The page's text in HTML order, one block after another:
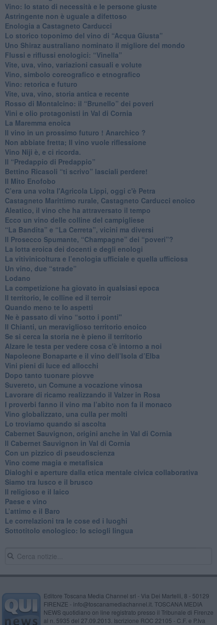
Vino: lo stato di necessità e le persone giuste
​Astringente non è uguale a difettoso
Enologia a Castagneto Carducci
Lo storico toponimo del vino di “Acqua Giusta”
Uno Shiraz australiano nominato il migliore del mondo
​Flussi e riflussi enologici: “Vinella”
Vite, uva, vino, variazioni casuali e volute
Vino, simbolo coreografico e etnografico
​Vino: retorica e futuro
​Vite, uva, vino, storia antica e recente
​Rosso di Montalcino: il “Brunello” dei poveri
Vini e olio protagonisti in Val di Cornia
​La Maremma enoica
Il vino in un prossimo futuro ! Anarchico ?
​Non abbiate fretta; Il vino vuole riflessione
​Vino Niji è, e ci ricorda.
Il “Predappio di Predappio”
Bettino Ricasoli “ti scrivo” lasciali perdere!
Il Mito Enofobo
​C’era una volta l'Agricola Lippi, oggi c'è Petra
​Castagneto Marittimo rurale, Castagneto Carducci enoico
Aleatico, il vino che ha attraversato il tempo
Ecco un vino delle colline del campigliese
“La Bandita” e “La Cerreta”, vicini ma diversi
​Il Prosecco Spumante, “Champagne” dei “poveri”?
​La lotta eroica dei docenti e degli enologi
​La vitivinicoltura e l’enologia ufficiale e quella ufficiosa
​Un vino, due “strade”
Lodano
​La competizione ha giovato in qualsiasi epoca
Il territorio, le colline ed il terroir
Quando meno te lo aspetti
​Ne è passato di vino “sotto i ponti"
​Il Chianti, un meraviglioso territorio enoico
​Se si cerca la storia ne è pieno il territorio
Alzare le testa per vedere cosa c'è intorno a noi
​Napoleone Bonaparte e il vino dell’Isola d’Elba
Vini pieni di luce ed allocchi
Dopo tanto tuonare piovve
Suvereto, un Comune a vocazione vinosa
Lavorare di ricamo realizzando il Valzer in Rosa
​I proverbi fanno il vino ma l’abito non fa il monaco
Vino globalizzato, una culla per molti
Lo troviamo quando si ascolta
Cabernet Sauvignon, origini anche in Val di Cornia
Il Cabernet Sauvignon in Val di Cornia
Con un pizzico di pseudoscienza
​Vino come magia e metafisica
Dialoghi e aperture dalla etica mentale civica collaborativa
Siamo tra lusco e il brusco
Il religioso e il laico
​Paese e vino
L’attimo e il Baro
Le correlazioni tra le cose ed i luoghi
​Sottotitolo enologico: lo sciogli lingua
Editore Toscana Media Channel srl - Via Dei Martelli, 8 - 50129
FIRENZE - info@toscanamediachannel.it. TOSCANA MEDIA
NEWS quotidiano on line registrato presso il Tribunale di Firenze
al n. 5935 del 27.09.2013. Iscrizione ROC 22105 - C.F. e P.Iva